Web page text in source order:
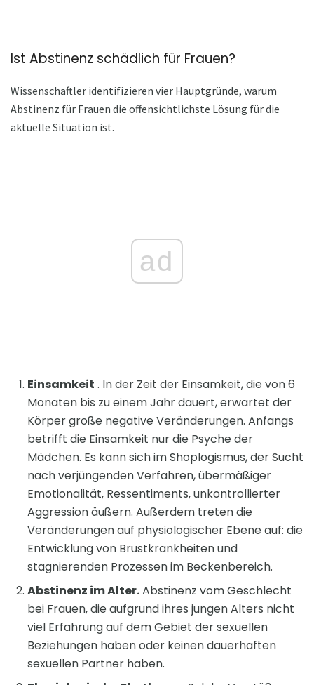
Ist Abstinenz schädlich für Frauen?
Wissenschaftler identifizieren vier Hauptgründe, warum
Abstinenz für Frauen die offensichtlichste Lösung für die
aktuelle Situation ist.
ad
Einsamkeit . In der Zeit der Einsamkeit, die von 6
Monaten bis zu einem Jahr dauert, erwartet der
Körper große negative Veränderungen. Anfangs
betrifft die Einsamkeit nur die Psyche der
Mädchen. Es kann sich im Shoplogismus, der Sucht
nach verjüngenden Verfahren, übermäßiger
Emotionalität, Ressentiments, unkontrollierter
Aggression äußern. Außerdem treten die
Veränderungen auf physiologischer Ebene auf: die
Entwicklung von Brustkrankheiten und
stagnierenden Prozessen im Beckenbereich.
Abstinenz im Alter.Abstinenz vom Geschlecht
bei Frauen, die aufgrund ihres jungen Alters nicht
viel Erfahrung auf dem Gebiet der sexuellen
Beziehungen haben oder keinen dauerhaften
sexuellen Partner haben.